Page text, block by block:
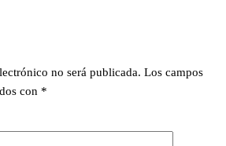
no será publicada. Los campos
con *